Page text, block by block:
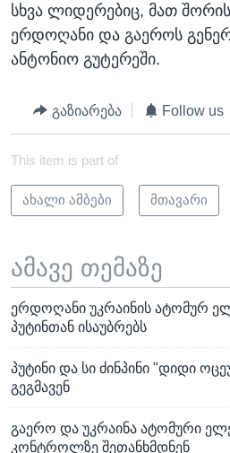
სხვა ლიდერებიც, მათ
ერდოღანი და გაეროს
ანტონიო გუტერეში.
გაზიარება Follow us
This item is part of
ახალი ამბები მთავარი
ამავე თემაზე
ერდოღანი უკრაინის ატომურ
პუტინთან ისაუბრებს
პუტინი და სი ძინპინი "დიდი
გეგმავენ
გაერო და უკრაინა ატომური
კონტროლზე შეთანხმდნენ